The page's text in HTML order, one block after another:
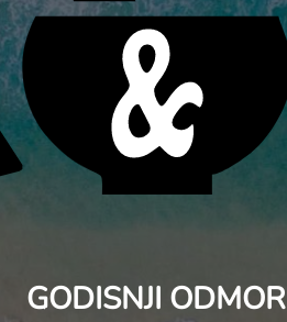
GODISNJI ODMOR